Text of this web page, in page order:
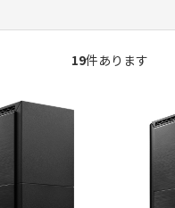
19件あります